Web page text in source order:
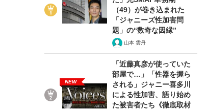
い」『北の国から』倉本聰氏（91...
（49）が巻き込まれた
「ジャニーズ性加害問
題」の“数奇な因縁”
山本 雲丹
NEW
「近藤真彦が使っていた
部屋で…」「性器を握ら
される」ジャニー喜多川
による性加害、語り始め
た被害者たち《徹底取材